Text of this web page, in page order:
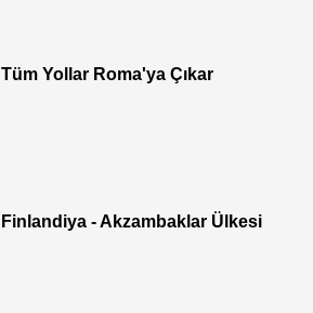
Tüm Yollar Roma'ya Çıkar
​Finlandiya - Akzambaklar Ülkesi